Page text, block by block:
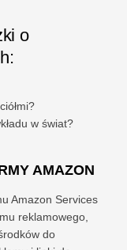
o
w świat?
AMAZON
Amazon Services
reklamowego,
do